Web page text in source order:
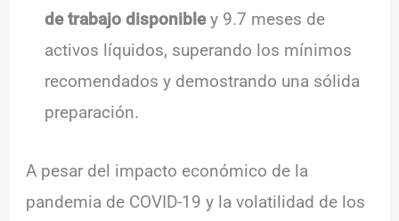
de trabajo disponibley 9.7 meses de
activos líquidos, superando los mínimos
recomendados y demostrando una sólida
preparación.
A pesar del impacto económico de la
pandemia de COVID-19 y la volatilidad de los